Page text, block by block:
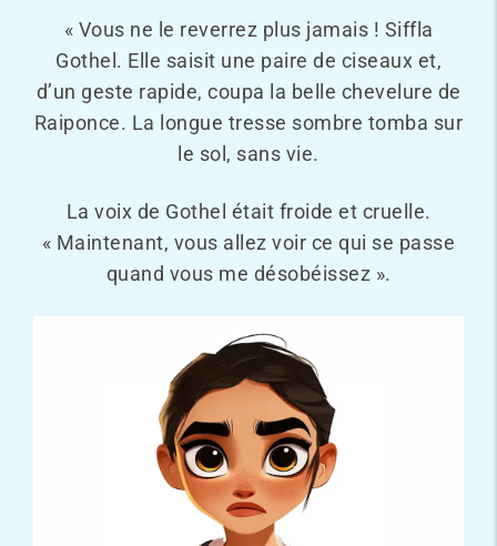
« Vous ne le reverrez plus jamais ! Siffla
Gothel. Elle saisit une paire de ciseaux et,
d’un geste rapide, coupa la belle chevelure de
Raiponce. La longue tresse sombre tomba sur
le sol, sans vie.
La voix de Gothel était froide et cruelle.
« Maintenant, vous allez voir ce qui se passe
quand vous me désobéissez ».